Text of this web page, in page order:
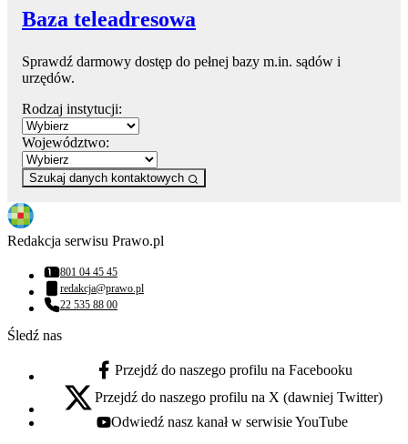
Baza teleadresowa
Sprawdź darmowy dostęp do pełnej bazy m.in. sądów i
urzędów.
Rodzaj instytucji:
Województwo:
Szukaj danych kontaktowych
Redakcja serwisu Prawo.pl
Numer telefonu:
801 04 45 45
Adres email:
redakcja@prawo.pl
Numer telefonu:
22 535 88 00
Śledź nas
facebook - otwiera się w nowej karcie
Przejdź do naszego profilu na Facebooku
x - otwiera się w nowej karcie
Przejdź do naszego profilu na X (dawniej Twitter)
youtube - otwiera się w nowej karcie
Odwiedź nasz kanał w serwisie YouTube